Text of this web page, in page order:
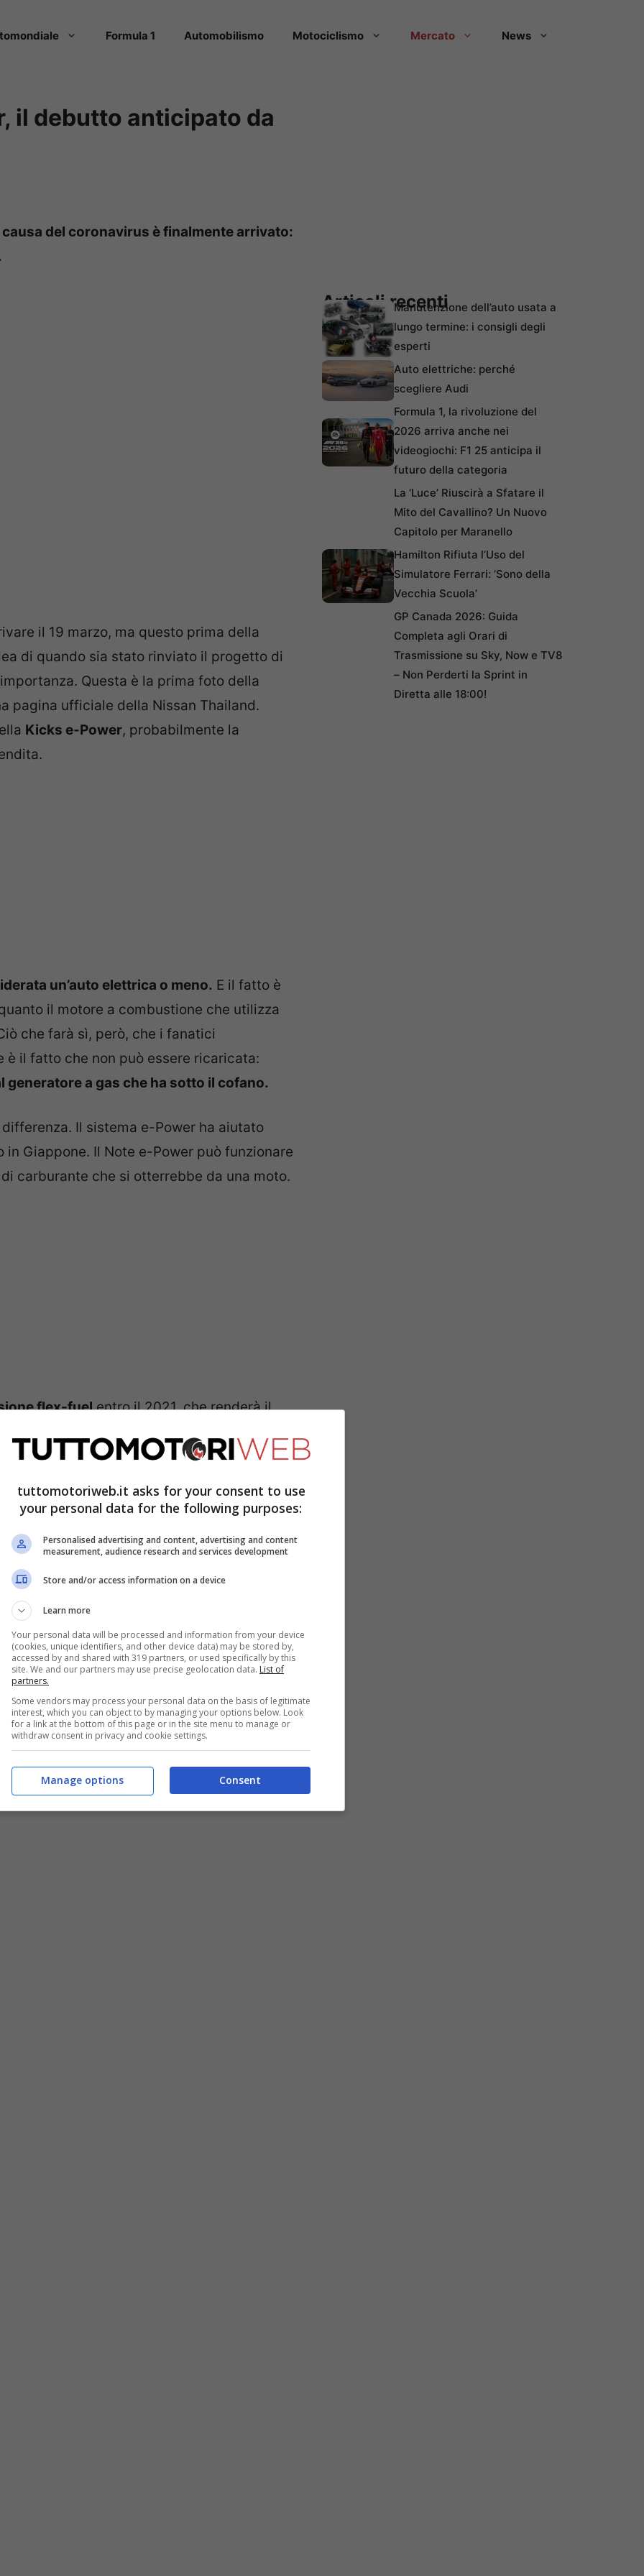
Formula 1 Automobilismo Motociclismo Mercato News
il debutto anticipato da
del coronavirus è finalmente arrivato:
il 19 marzo, ma questo prima della
di quando sia stato rinviato il progetto di
Questa è la prima foto della
pagina ufficiale della Nissan Thailand.
Kicks e-Power, probabilmente la
un’auto elettrica o meno. E il fatto è
il motore a combustione che utilizza
che farà sì, però, che i fanatici
è il fatto che non può essere ricaricata:
generatore a gas che ha sotto il cofano.
Il sistema e-Power ha aiutato
Giappone. Il Note e-Power può funzionare
carburante che si otterrebbe da una moto.
flex-fuelentro il 2021, che renderà il
etanolo – un carburante
nella sua produzione.
scendere i prezzi del petrolio a livelli
i produttori di macchine a benzina
che non sia così. La Nissan Kicks
verso un mondo senza petrolio anche se
i prezzi delle batterie non scenderanno
i veicoli elettrici competitivi rispetto ai
circostanza.
Articoli recentiManutenzione dell’auto usata a
lungo termine: i consigli degli
esperti
Auto elettriche: perché
scegliere Audi
Formula 1, la rivoluzione del
2026 arriva anche nei
videogiochi: F1 25 anticipa il
futuro della categoria
La ‘Luce’ Riuscirà a Sfatare il
Mito del Cavallino? Un Nuovo
Capitolo per Maranello
Hamilton Rifiuta l’Uso del
Simulatore Ferrari: ‘Sono della
Vecchia Scuola’
GP Canada 2026: Guida
Completa agli Orari di
Trasmissione su Sky, Now e TV8
– Non Perderti la Sprint in
Diretta alle 18:00!
tuttomotoriweb.it asks for your consent to use
your personal data for the following purposes:
Personalised advertising and content, advertising and content
measurement, audience research and services development
Store and/or access information on a device
Learn more
Your personal data will be processed and information from your device
(cookies, unique identifiers, and other device data) may be stored by,
accessed by and shared with 319 partners, or used specifically by this
site. We and our partners may use precise geolocation data. List of
partners.
Some vendors may process your personal data on the basis of legitimate
interest, which you can object to by managing your options below. Look
for a link at the bottom of this page or in the site menu to manage or
withdraw consent in privacy and cookie settings.
Consent
Manage options